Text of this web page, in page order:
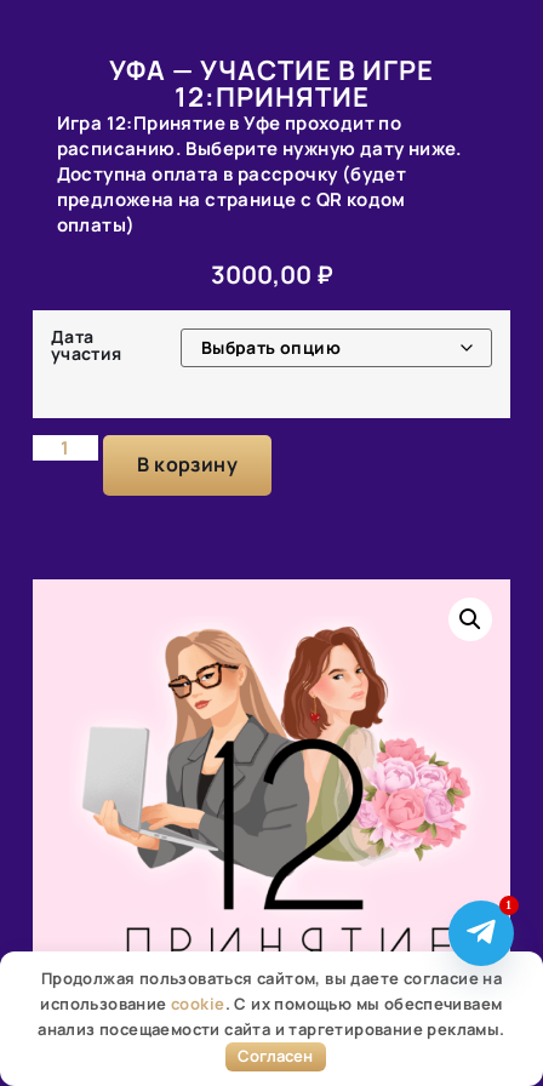
УФА — УЧАСТИЕ В ИГРЕ
12:ПРИНЯТИЕ
Игра 12:Принятие в Уфе проходит по
расписанию. Выберите нужную дату ниже.
Доступна оплата в рассрочку (будет
предложена на странице с QR кодом
оплаты)
3000,00 ₽
Дата
участия
В корзину
Продолжая пользоваться сайтом, вы даете согласие на
использованиеcookie. С их помощью мы обеспечиваем
анализ посещаемости сайта и таргетирование рекламы.
Согласен
1